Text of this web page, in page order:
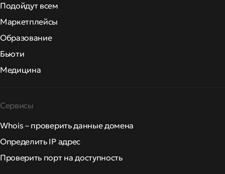
Подойдут всем
Маркетплейсы
Образование
Бьюти
Медицина
Сервисы
Whois – проверить данные домена
Определить IP адрес
Проверить порт на доступность